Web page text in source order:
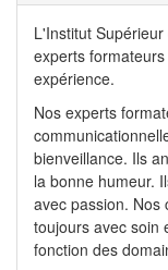
L'Institut
experts
expérience.
Nos experts
bienveillance. Ils
la bonne humeur.
avec passion. Nos
toujours avec soin
fonction des